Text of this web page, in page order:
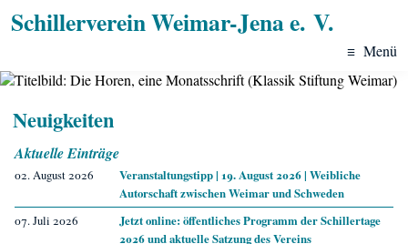
Schillerverein Weimar-Jena e. V.
≡ Menü
Neuigkeiten
Aktuelle Einträge
02. August 2026
Veranstaltungstipp | 19. August 2026 | Weibliche
Autorschaft zwischen Weimar und Schweden
07. Juli 2026
Jetzt online: öffentliches Programm der Schillertage
2026 und aktuelle Satzung des Vereins